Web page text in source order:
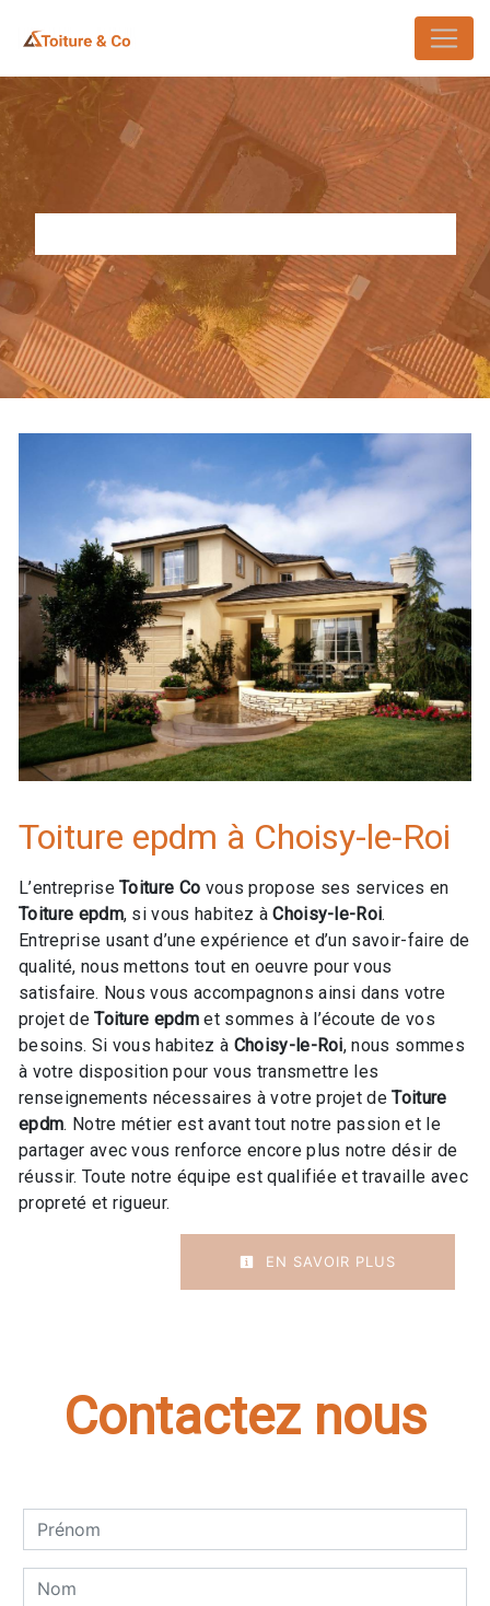
Toiture epdm à Choisy-le-Roi
L’entrepriseToiture Co vous propose ses services en
Toiture epdm, si vous habitez àChoisy-le-Roi.
Entreprise usant d’une expérience et d’un savoir-faire de
qualité, nous mettons tout en oeuvre pour vous
satisfaire. Nous vous accompagnons ainsi dans votre
projet deToiture epdm et sommes à l’écoute de vos
besoins. Si vous habitez à Choisy-le-Roi, nous sommes
à votre disposition pour vous transmettre les
renseignements nécessaires à votre projet deToiture
epdm. Notre métier est avant tout notre passion et le
partager avec vous renforce encore plus notre désir de
réussir. Toute notre équipe est qualifiée et travaille avec
propreté et rigueur.
EN SAVOIR PLUS
Contactez nous